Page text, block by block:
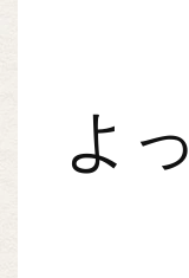
よ